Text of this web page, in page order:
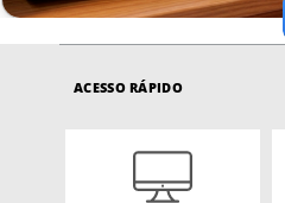
ACESSO RÁPIDO